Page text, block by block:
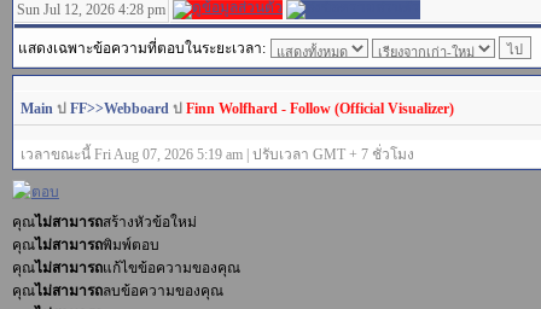
Sun Jul 12, 2026 4:28 pm
แสดงเฉพาะข้อความที่ตอบในระยะเวลา:
Main ป FF>>Webboard ป Finn Wolfhard - Follow (Official Visualizer)
เวลาขณะนี้ Fri Aug 07, 2026 5:19 am | ปรับเวลา GMT + 7 ชั่วโมง
คุณไม่สามารถสร้างหัวข้อใหม่
คุณไม่สามารถพิมพ์ตอบ
คุณไม่สามารถแก้ไขข้อความของคุณ
คุณไม่สามารถลบข้อความของคุณ